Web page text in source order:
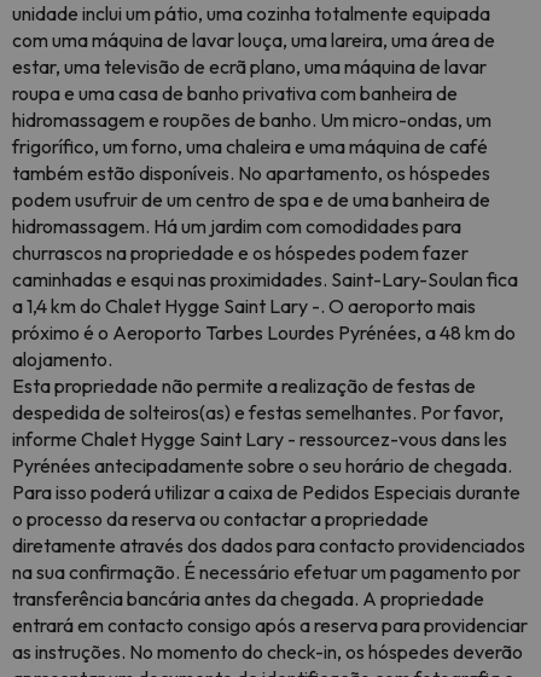
unidade inclui um pátio, uma cozinha totalmente equipada
com uma máquina de lavar louça, uma lareira, uma área de
estar, uma televisão de ecrã plano, uma máquina de lavar
roupa e uma casa de banho privativa com banheira de
hidromassagem e roupões de banho. Um micro-ondas, um
frigorífico, um forno, uma chaleira e uma máquina de café
também estão disponíveis. No apartamento, os hóspedes
podem usufruir de um centro de spa e de uma banheira de
hidromassagem. Há um jardim com comodidades para
churrascos na propriedade e os hóspedes podem fazer
caminhadas e esqui nas proximidades. Saint-Lary-Soulan fica
a 1,4 km do Chalet Hygge Saint Lary -. O aeroporto mais
próximo é o Aeroporto Tarbes Lourdes Pyrénées, a 48 km do
alojamento.
Esta propriedade não permite a realização de festas de
despedida de solteiros(as) e festas semelhantes. Por favor,
informe Chalet Hygge Saint Lary - ressourcez-vous dans les
Pyrénées antecipadamente sobre o seu horário de chegada.
Para isso poderá utilizar a caixa de Pedidos Especiais durante
o processo da reserva ou contactar a propriedade
diretamente através dos dados para contacto providenciados
na sua confirmação. É necessário efetuar um pagamento por
transferência bancária antes da chegada. A propriedade
entrará em contacto consigo após a reserva para providenciar
as instruções. No momento do check-in, os hóspedes deverão